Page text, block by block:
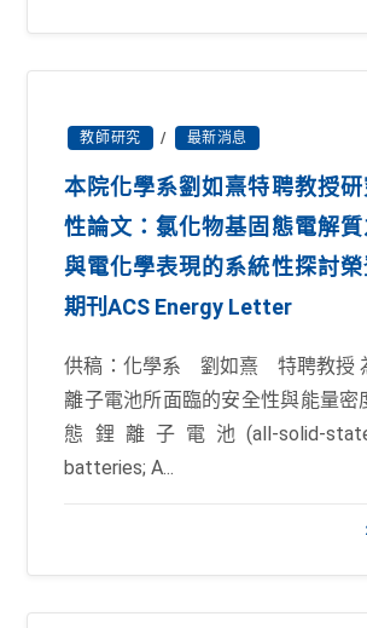
教師研究 / 最新消息
本院化學系劉如熹特聘教授
性論文：氯化物基固態電解
與電化學表現的系統性探討
期刊ACS Energy Letter
供稿：化學系 劉如熹 特聘教授
離子電池所面臨的安全性與能量密
態鋰離子電池(all-solid-state
batteries; A...